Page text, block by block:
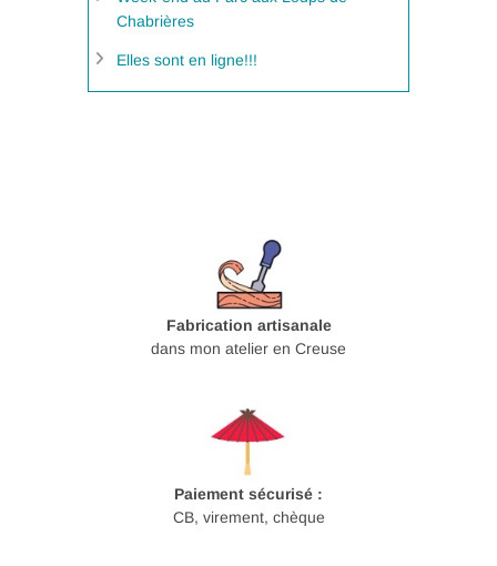
Chabrières
Elles sont en ligne!!!
Fabrication artisanale
dans mon atelier en Creuse
Paiement sécurisé :
CB, virement, chèque